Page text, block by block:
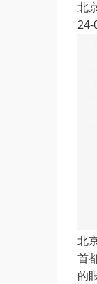
北
24-
北
首
的